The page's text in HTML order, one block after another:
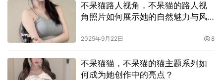
不呆猫路人视角，不呆猫的路人视
角照片如何展示她的自然魅力与风
2025年9月22日 8
不呆猫猫，不呆猫的猫主题系列如
何成为她创作中的亮点？